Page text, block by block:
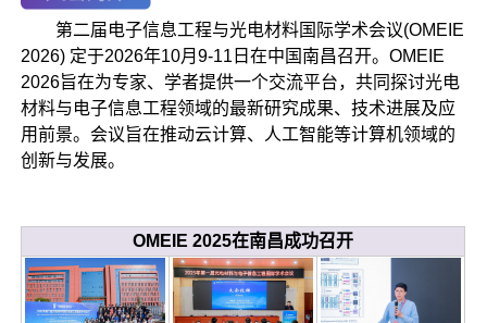
第二届电子信息工程与光电材料国际学术会议(OMEIE
2026) 定于2026年10月9-11日在中国南昌召开。OMEIE
2026旨在为专家、学者提供一个交流平台，共同探讨光电
材料与电子信息工程领域的最新研究成果、技术进展及应
用前景。会议旨在推动云计算、人工智能等计算机领域的
创新与发展。
OMEIE 2025在南昌成功召开